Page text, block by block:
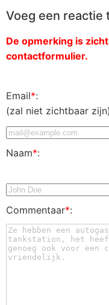
Voeg een reactie
De opmerking is
contactformulier.
Email*:
(zal niet zichtbaar zijn)
Naam*:
Commentaar*: